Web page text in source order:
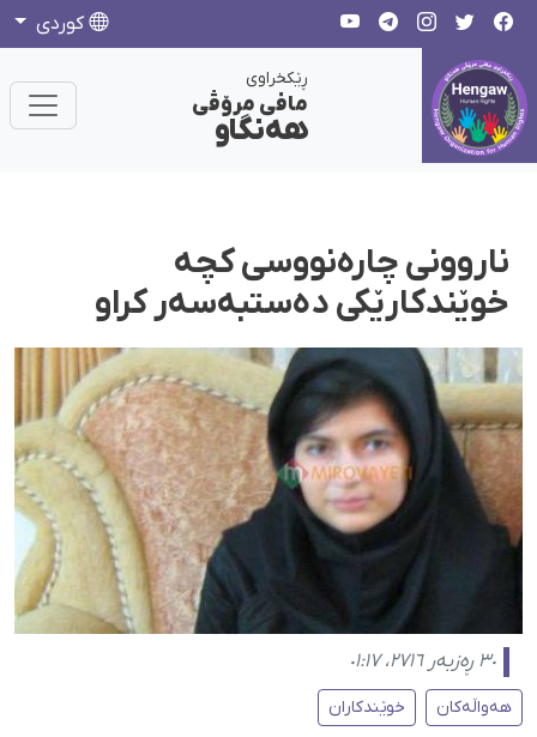
كوردی
ڕێکخراوی
مافی مرۆڤی
هەنگاو
ناروونی چارەنووسی کچە
خوێندکارێکی دەستبەسەر کراو
٣٠ ڕەزبەر ٢٧١٦، ٠١:١٧
هەواڵەکان خوێندکاران